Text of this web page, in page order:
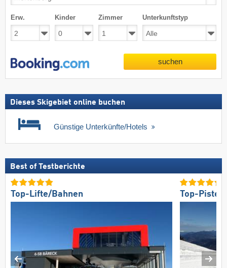
Erw. Kinder Zimmer Unterkunftstyp
suchen
Dieses Skigebiet online buchen
Günstige Unterkünfte/Hotels
Best of Testberichte
Top-Lifte/Bahnen Top-